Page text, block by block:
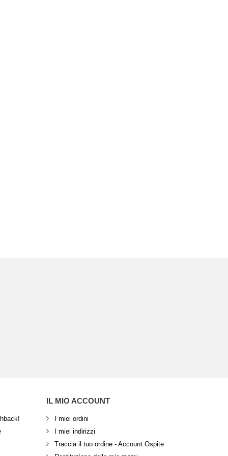
IL MIO ACCOUNT
I miei ordini
I miei indirizzi
Traccia il tuo ordine - Account Ospite